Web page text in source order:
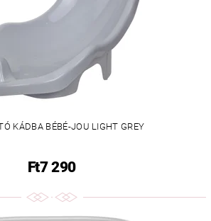
KÁDBA BÉBÉ-JOU LIGHT GREY
Ft7 290